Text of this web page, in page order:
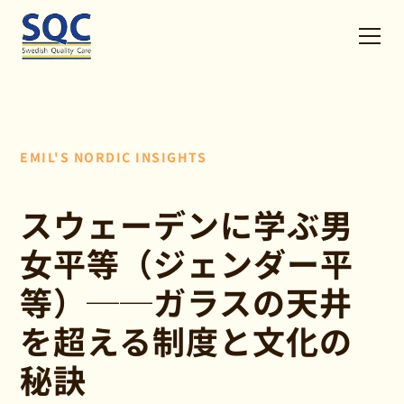
EMIL'S NORDIC INSIGHTS
スウェーデンに学ぶ男
女平等（ジェンダー平
等）──ガラスの天井
を超える制度と文化の
秘訣